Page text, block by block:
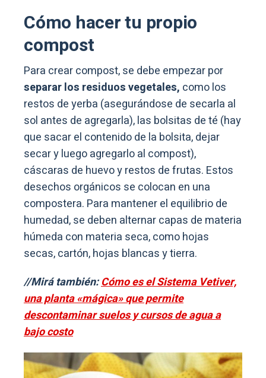
Cómo hacer tu propio
compost
Para crear compost, se debe empezar por
separar los residuos vegetales, como los
restos de yerba (asegurándose de secarla al
sol antes de agregarla), las bolsitas de té (hay
que sacar el contenido de la bolsita, dejar
secar y luego agregarlo al compost),
cáscaras de huevo y restos de frutas. Estos
desechos orgánicos se colocan en una
compostera. Para mantener el equilibrio de
humedad, se deben alternar capas de materia
húmeda con materia seca, como hojas
secas, cartón, hojas blancas y tierra.
//Mirá también:Cómo es el Sistema Vetiver,
una planta «mágica» que permite
descontaminar suelos y cursos de agua a
bajo costo